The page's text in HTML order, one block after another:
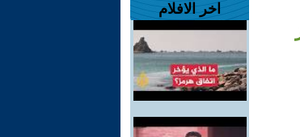
اخر الافلام